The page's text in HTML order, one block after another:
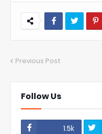
Previous Post
Follow Us
1.5k